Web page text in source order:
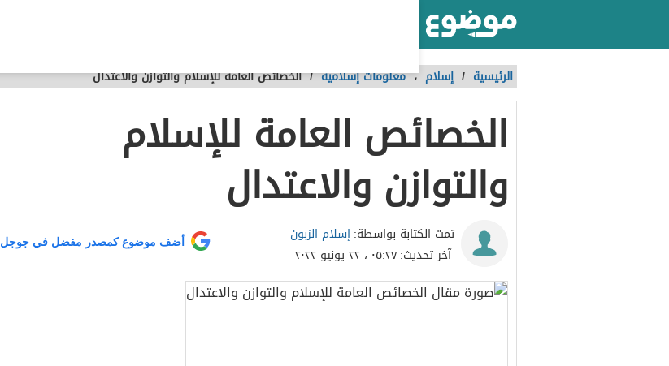
الرئيسية / إسلام ،معلومات إسلامية /الخصائص العامة للإسلام والتوازن والاعتدال
الخصائص العامة للإسلام
والتوازن والاعتدال
تمت الكتابة بواسطة:إسلام الزبون
آخر تحديث:٠٥:٢٧ ، ٢٢ يونيو ٢٠٢٢
أضف موضوع كمصدر مفضل في جوجل